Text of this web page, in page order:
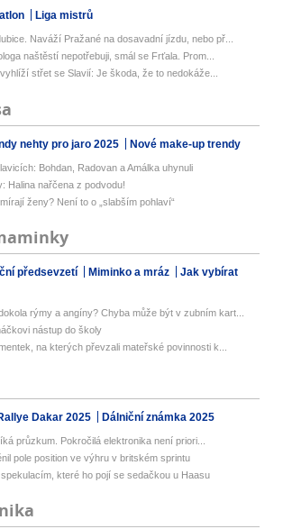
Liga mistrů
Naváží Pražané na dosavadní jízdu, nebo př...
naštěstí nepotřebuji, smál se Frťala. Prom...
střet se Slavií: Je škoda, že to nedokáže...
nehty pro jaro 2025 Nové make-up trendy
Bohdan, Radovan a Amálka uhynuli
Halina nařčena z podvodu!
ženy? Není to o „slabším pohlaví“
předsevzetí Miminko a mráz
Jak vybírat
rýmy a angíny? Chyba může být v zubním kart...
nástup do školy
na kterých převzali mateřské povinnosti k...
Dakar 2025 Dálniční známka 2025
průzkum. Pokročilá elektronika není priori...
pole position ve výhru v britském sprintu
které ho pojí se sedačkou u Haasu